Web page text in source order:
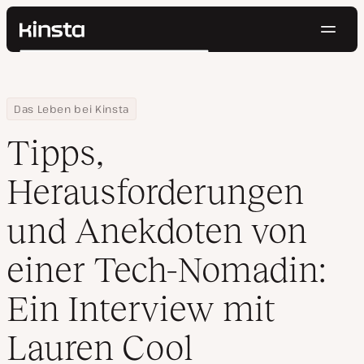
Kinsta®
Preise
Kontakt
Suchen
Home
Ressourcen Center
Das Leben bei Kinsta
Tipps, Herausforderungen und Anekdoten von einer Tech-
Tipps,
Herausforderungen
und Anekdoten von
einer Tech-Nomadin:
Ein Interview mit
Lauren Cool